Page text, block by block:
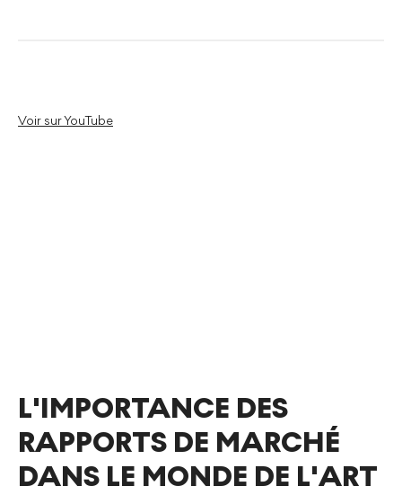
Voir sur YouTube
L'IMPORTANCE DES
RAPPORTS DE MARCHÉ
DANS LE MONDE DE L'ART